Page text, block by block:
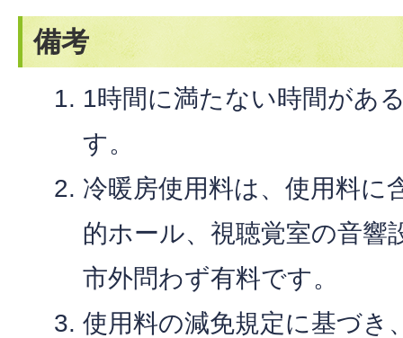
備考
1時間に満たない時間があ
す。
冷暖房使用料は、使用料に
的ホール、視聴覚室の音響
市外問わず有料です。
使用料の減免規定に基づき